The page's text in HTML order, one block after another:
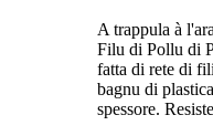
A trappula à
Filu di Pollu di
fatta di rete di
bagnu di
spessore.